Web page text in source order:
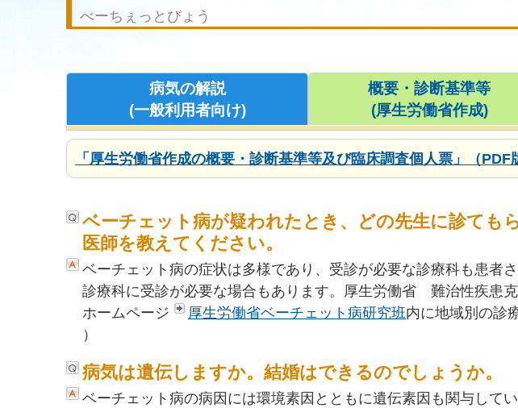
べーちぇっとびょう
病気の解説
(一般利用者向け)
概要・診断基準等
(厚生労働省作成)
「厚生労働省作成の概要・診断基準等及び臨床調査個人票」（PDF
ベーチェット病が疑われたとき、どの先生に診ても
医師を教えてください。
ベーチェット病の症状は多様であり、受診が必要な診療科も患者
診療科に受診が必要な場合もあります。厚生労働省 難治性疾患
ホームページ
厚生労働省ベーチェット病研究班内に地域別の診
）
病気は遺伝しますか。結婚はできるのでしょうか。
ベーチェット病の病因には環境素因とともに遺伝素因も関与して